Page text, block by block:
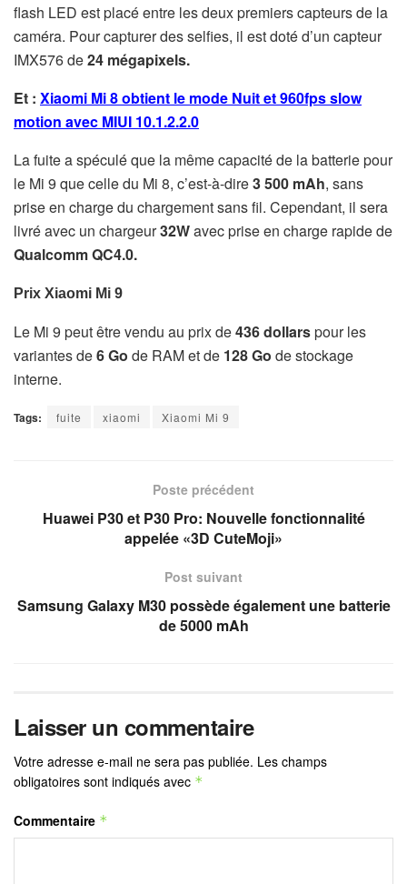
flash LED est placé entre les deux premiers capteurs de la
caméra. Pour capturer des selfies, il est doté d’un capteur
IMX576 de24 mégapixels.
Et : Xiaomi Mi 8 obtient le mode Nuit et 960fps slow
motion avec MIUI 10.1.2.2.0
La fuite a spéculé que la même capacité de la batterie pour
le Mi 9 que celle du Mi 8, c’est-à-dire3 500 mAh, sans
prise en charge du chargement sans fil. Cependant, il sera
livré avec un chargeur32Wavec prise en charge rapide de
Qualcomm QC4.0.
Prix Xiaomi Mi 9
Le Mi 9 peut être vendu au prix de436 dollarspour les
variantes de6 Go de RAM et de 128 Go de stockage
interne.
Tags: fuite xiaomi Xiaomi Mi 9
Poste précédent
Huawei P30 et P30 Pro: Nouvelle fonctionnalité
appelée «3D CuteMoji»
Post suivant
Samsung Galaxy M30 possède également une batterie
de 5000 mAh
Laisser un commentaire
Votre adresse e-mail ne sera pas publiée. Les champs
obligatoires sont indiqués avec *
Commentaire *